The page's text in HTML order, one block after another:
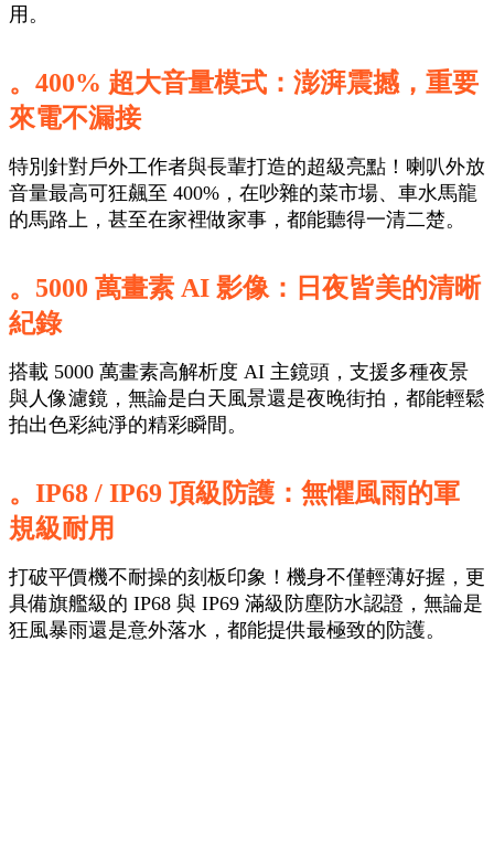
用。
。400% 超大音量模式：澎湃震撼，重要
來電不漏接
特別針對戶外工作者與長輩打造的超級亮點！喇叭外放
音量最高可狂飆至 400%，在吵雜的菜市場、車水馬龍
的馬路上，甚至在家裡做家事，都能聽得一清二楚。
。5000 萬畫素 AI 影像：日夜皆美的清晰
紀錄
搭載 5000 萬畫素高解析度 AI 主鏡頭，支援多種夜景
與人像濾鏡，無論是白天風景還是夜晚街拍，都能輕鬆
拍出色彩純淨的精彩瞬間。
。IP68 / IP69 頂級防護：無懼風雨的軍
規級耐用
打破平價機不耐操的刻板印象！機身不僅輕薄好握，更
具備旗艦級的 IP68 與 IP69 滿級防塵防水認證，無論是
狂風暴雨還是意外落水，都能提供最極致的防護。